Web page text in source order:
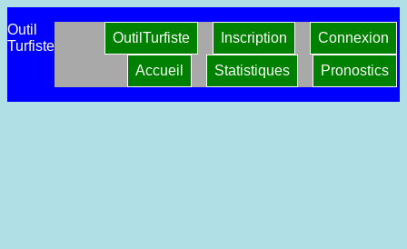
Outil
Turfiste
Connexion
Inscription
OutilTurfiste
Pronostics
Statistiques
Accueil